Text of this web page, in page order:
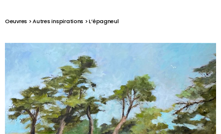
Oeuvres > Autres inspirations > L’épagneul